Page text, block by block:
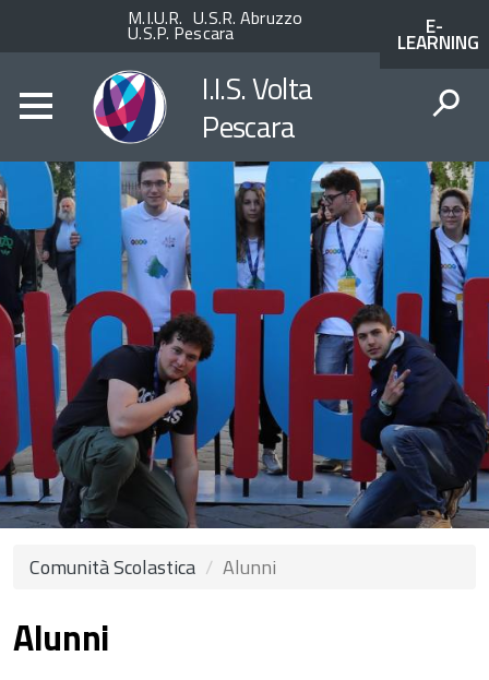
superiori
M.I.U.R. U.S.R. Abruzzo
U.S.P. Pescara AI
SERVIZI
SPID
E-
LEARNING
I.I.S. Volta
Pescara
Comunità Scolastica Alunni
Alunni